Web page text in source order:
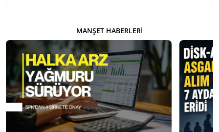
MANŞET HABERLERI